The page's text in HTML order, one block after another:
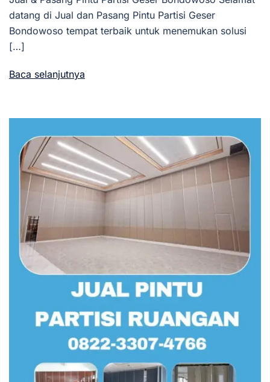
datang di Jual dan Pasang Pintu Partisi Geser
Bondowoso tempat terbaik untuk menemukan solusi
[…]
Baca selanjutnya